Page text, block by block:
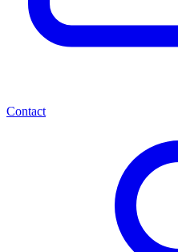
Contact